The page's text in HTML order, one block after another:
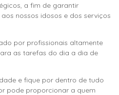
a fim de garantir
nossos idosos e dos serviços
por profissionais altamente
as tarefas do dia a dia de
e fique por dentro de tudo
pode proporcionar a quem